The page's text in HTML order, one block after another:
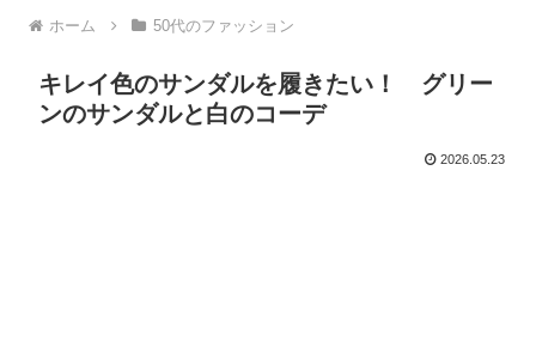
ホーム 50代のファッション
キレイ色のサンダルを履きたい！ グリー
ンのサンダルと白のコーデ
2026.05.23